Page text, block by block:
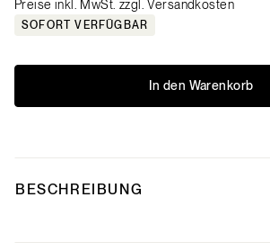
Preise inkl. MwSt. zzgl. Versandkosten
SOFORT VERFÜGBAR
In den Warenkorb
BESCHREIBUNG